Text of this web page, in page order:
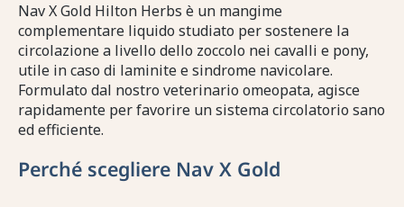
Nav X Gold Hilton Herbs è un mangime
complementare liquido studiato per sostenere la
circolazione a livello dello zoccolo nei cavalli e pony,
utile in caso di laminite e sindrome navicolare.
Formulato dal nostro veterinario omeopata, agisce
rapidamente per favorire un sistema circolatorio sano
ed efficiente.
Perché scegliere Nav X Gold